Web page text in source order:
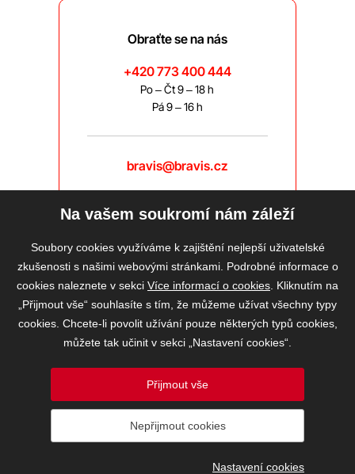
Obraťte se na nás
+420 773 400 444
Po – Čt 9 – 18 h
Pá 9 – 16 h
bravis@bravis.cz
Informace o ochraně osobních údajů
Nastavení cookies
Na vašem soukromí nám záleží
Soubory cookies využíváme k zajištění nejlepší uživatelské
zkušenosti s našimi webovými stránkami. Podrobné informace o
cookies naleznete v sekci Více informací o cookies . Kliknutím na
„Přijmout vše“ souhlasíte s tím, že můžeme užívat všechny typy
cookies. Chcete-li povolit užívání pouze některých typů cookies,
můžete tak učinit v sekci „Nastavení cookies“.
Přijmout vše
Nepřijmout cookies
Nastavení cookies